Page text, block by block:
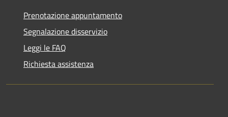
Prenotazione appuntamento
Segnalazione disservizio
Leggi le FAQ
Richiesta assistenza